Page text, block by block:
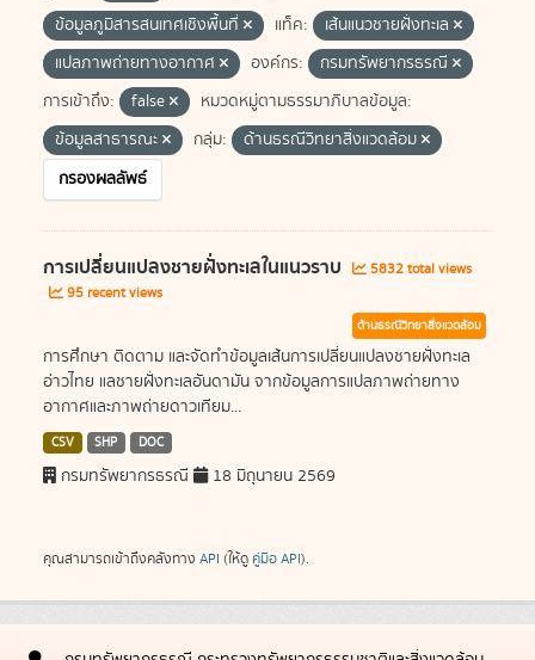
ข้อมูลภูมิสารสนเทศเชิงพื้นที่
แท็ค:
เส้นแนวชายฝั่งทะเล
แปลภาพถ่ายทางอากาศ
องค์กร:
กรมทรัพยากรธรณี
การเข้าถึง:
false
หมวดหมู่ตามธรรมาภิบาลข้อมูล:
ข้อมูลสาธารณะ
กลุ่ม:
ด้านธรณีวิทยาสิ่งแวดล้อม
กรองผลลัพธ์
การเปลี่ยนแปลงชายฝั่งทะเลในแนวราบ
5832 total views
95 recent views
ด้านธรณีวิทยาสิ่งแวดล้อม
การศึกษา ติดตาม และจัดทำข้อมูลเส้นการเปลี่ยนแปลงชายฝั่งทะเล
อ่าวไทย แลชายฝั่งทะเลอันดามัน จากข้อมูลการแปลภาพถ่ายทาง
อากาศและภาพถ่ายดาวเทียม...
CSV SHP DOC
กรมทรัพยากรธรณี 18 มิถุนายน 2569
คุณสามารถเข้าถึงคลังทาง API (ให้ดู คู่มือ API).